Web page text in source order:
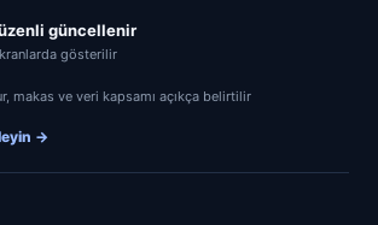
güncellenir
gösterilir
makas ve veri kapsamı açıkça belirtilir
→